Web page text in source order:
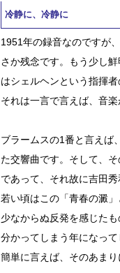
冷静に、冷静に
1951年の録音なのですが
さか残念です。もう少し
はシェルヘンという指揮
それは一言で言えば、音
ブラームスの1番と言えば
た交響曲です。そして、
であって、それ故に吉田
若い頃はこの「青春の澱
少なからぬ反発を感じた
分かってしまう年になって
簡単に言えば、そのあま